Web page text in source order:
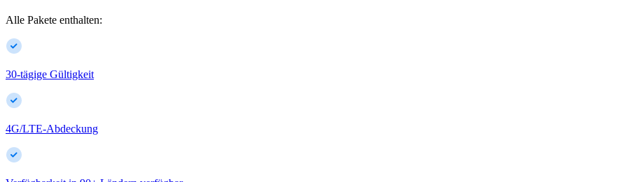
Alle Pakete enthalten:
30-tägige Gültigkeit
4G/LTE-Abdeckung